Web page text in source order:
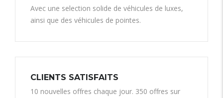
Avec une selection solide de véhicules de luxes,
ainsi que des véhicules de pointes.
CLIENTS SATISFAITS
10 nouvelles offres chaque jour. 350 offres sur